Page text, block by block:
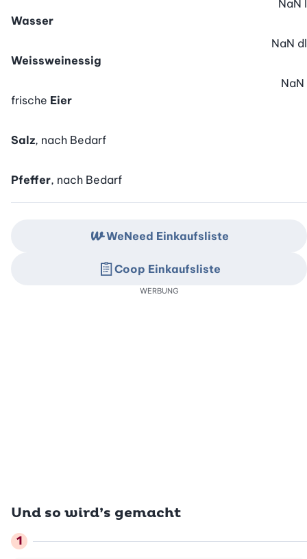
Wasser
NaN l
Weissweinessig
NaN dl
frische Eier
NaN
Salz, nach Bedarf
Pfeffer, nach Bedarf
Und so wird’s gemacht
WeNeed Einkaufsliste
Coop Einkaufsliste
WERBUNG